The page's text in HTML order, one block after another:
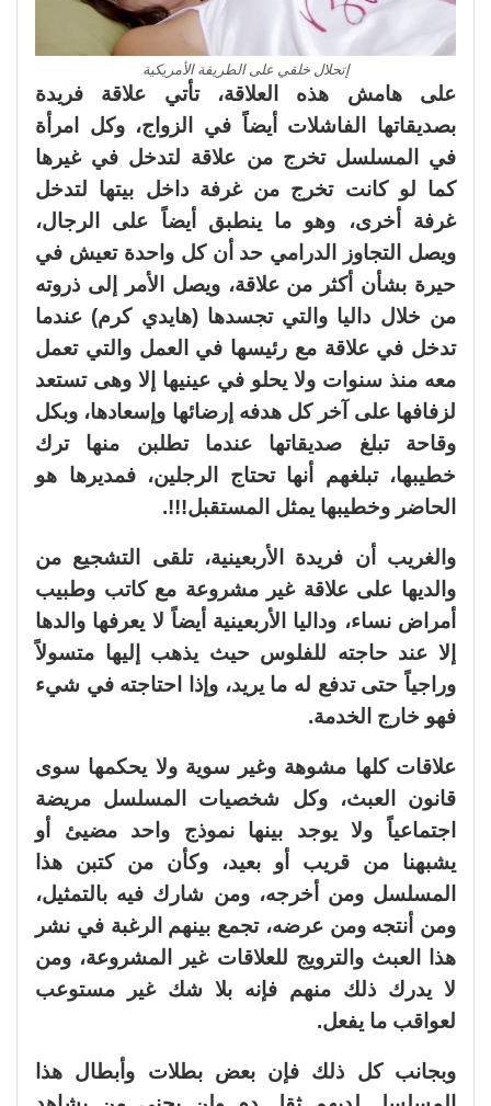
إتحلال خلقي على الطريقة الأمريكية
على هامش هذه العلاقة، تأتي علاقة فريدة
بصديقاتها الفاشلات أيضاً في الزواج، وكل امرأة
في المسلسل تخرج من علاقة لتدخل في غيرها
كما لو كانت تخرج من غرفة داخل بيتها لتدخل
غرفة أخرى، وهو ما ينطبق أيضاً على الرجال،
ويصل التجاوز الدرامي حد أن كل واحدة تعيش في
حيرة بشأن أكثر من علاقة، ويصل الأمر إلى ذروته
من خلال داليا والتي تجسدها (هايدي كرم) عندما
تدخل في علاقة مع رئيسها في العمل والتي تعمل
معه منذ سنوات ولا يحلو في عينيها إلا وهى تستعد
لزفافها على آخر كل هدفه إرضائها وإسعادها، وبكل
وقاحة تبلغ صديقاتها عندما تطلبن منها ترك
خطيبها، تبلغهم أنها تحتاج الرجلين، فمديرها هو
الحاضر وخطيبها يمثل المستقبل!!!.
والغريب أن فريدة الأربعينية، تلقى التشجيع من
والديها على علاقة غير مشروعة مع كاتب وطبيب
أمراض نساء، وداليا الأربعينية أيضاً لا يعرفها والدها
إلا عند حاجته للفلوس حيث يذهب إليها متسولاً
وراجياً حتى تدفع له ما يريد، وإذا احتاجته في شيء
فهو خارج الخدمة.
علاقات كلها مشوهة وغير سوية ولا يحكمها سوى
قانون العبث، وكل شخصيات المسلسل مريضة
اجتماعياً ولا يوجد بينها نموذج واحد مضيئ أو
يشبهنا من قريب أو بعيد، وكأن من كتبن هذا
المسلسل ومن أخرجه، ومن شارك فيه بالتمثيل،
ومن أنتجه ومن عرضه، تجمع بينهم الرغبة في نشر
هذا العبث والترويج للعلاقات غير المشروعة، ومن
لا يدرك ذلك منهم فإنه بلا شك غير مستوعب
لعواقب ما يفعل.
وبجانب كل ذلك فإن بعض بطلات وأبطال هذا